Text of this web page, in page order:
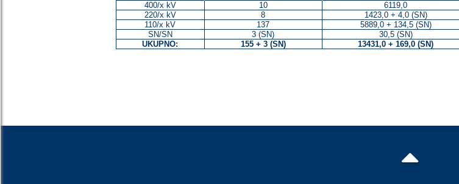
400/x kV 10 6119,0
220/x kV
8 1423,0 + 4,0 (SN)
110/x kV
137 5889,0 + 134,5 (SN)
SN/SN
3 (SN) 30,5 (SN)
UKUPNO:
155 + 3 (SN) 13431,0 + 169,0 (SN)